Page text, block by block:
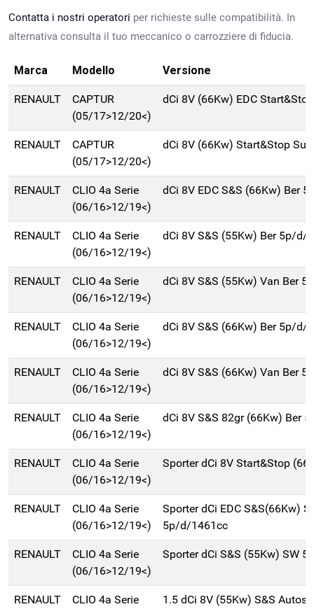
Contatta i nostri operatori per richieste sulle compatibilità. In
alternativa consulta il tuo meccanico o carrozziere di fiducia.
Marca Modello Versione
RENAULT
CAPTUR
(05/17>12/20<)
dCi 8V (66Kw) EDC
RENAULT
CAPTUR
(05/17>12/20<)
dCi 8V (66Kw) Start&Stop
RENAULT
CLIO 4a Serie
(06/16>12/19<)
dCi 8V EDC S&S (66Kw) Ber
RENAULT
CLIO 4a Serie
(06/16>12/19<)
dCi 8V S&S (55Kw) Ber 5p/d/
RENAULT
CLIO 4a Serie
(06/16>12/19<)
dCi 8V S&S (55Kw) Van Ber
RENAULT
CLIO 4a Serie
(06/16>12/19<)
dCi 8V S&S (66Kw) Ber 5p/d/
RENAULT
CLIO 4a Serie
(06/16>12/19<)
dCi 8V S&S (66Kw) Van Ber
RENAULT
CLIO 4a Serie
(06/16>12/19<)
dCi 8V S&S 82gr (66Kw) Ber
RENAULT
CLIO 4a Serie
(06/16>12/19<)
Sporter dCi 8V Start&Stop
RENAULT
CLIO 4a Serie
(06/16>12/19<)
Sporter dCi EDC S&S(66Kw)
5p/d/1461cc
RENAULT
CLIO 4a Serie
(06/16>12/19<)
Sporter dCi S&S (55Kw) SW
RENAULT CLIO 4a Serie 1.5 dCi 8V (55Kw) S&S